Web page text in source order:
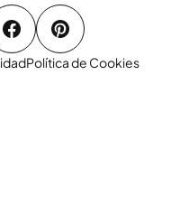
Política de Cookies